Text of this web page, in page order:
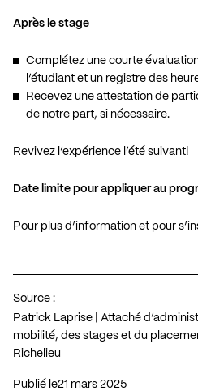
Après le stage
Complétez une courte
l’étudiant et un registre des
Recevez une attestation de
de notre part, si nécessaire.
Revivez l’expérience l’été suivant!
Date limite pour appliquer au
Pour plus d’information et pour
Source :
Patrick Laprise | Attaché
mobilité, des stages et du
Richelieu
Publié le 21 mars 2025